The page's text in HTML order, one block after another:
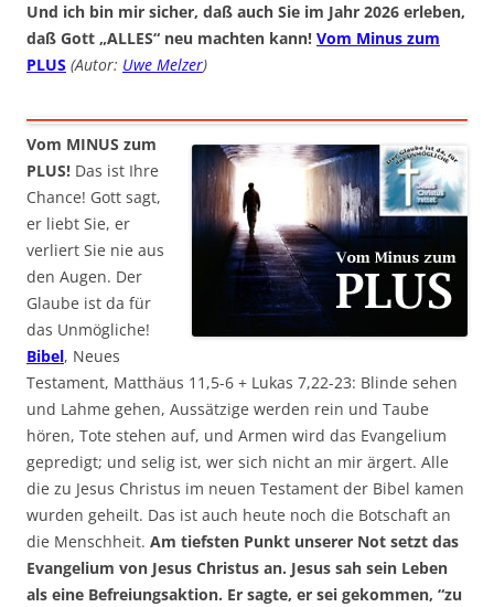
Und ich bin mir sicher, daß auch Sie im Jahr 2026 erleben,
daß Gott „ALLES“ neu machten kann! Vom Minus zum
PLUS (Autor: Uwe Melzer)
Vom MINUS zum
PLUS! Das ist Ihre
Chance! Gott sagt,
er liebt Sie, er
verliert Sie nie aus
den Augen. Der
Glaube ist da für
das Unmögliche!
Bibel, Neues
Testament, Matthäus 11,5-6 + Lukas 7,22-23: Blinde sehen
und Lahme gehen, Aussätzige werden rein und Taube
hören, Tote stehen auf, und Armen wird das Evangelium
gepredigt; und selig ist, wer sich nicht an mir ärgert. Alle
die zu Jesus Christus im neuen Testament der Bibel kamen
wurden geheilt. Das ist auch heute noch die Botschaft an
die Menschheit. Am tiefsten Punkt unserer Not setzt das
Evangelium von Jesus Christus an. Jesus sah sein Leben
als eine Befreiungsaktion. Er sagte, er sei gekommen, “zu